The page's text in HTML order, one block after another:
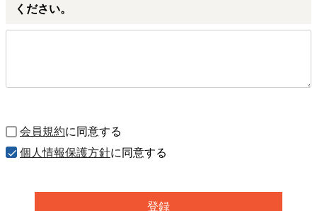
ください。
会員規約に同意する
個人情報保護方針に同意する
登録